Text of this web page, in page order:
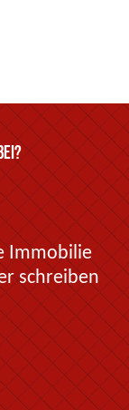
Immobilie
schreiben